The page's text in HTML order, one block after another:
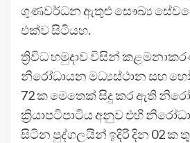
ගුණවර්ධන ඇතුළු සෞඛ්‍ය සේවයේ
එක්ව සිටියහ.
ත්‍රිවිධ හමුදාව විසින්
නිරෝධායන මධ්‍යස්ථාන සහ
72 ක මෙතෙක් සිදු කර ඇති
ක්‍රියාපටිපාටිය අනුව එහි
සිටින පුද්ගලයින් ඉදිරි දින 02 ක